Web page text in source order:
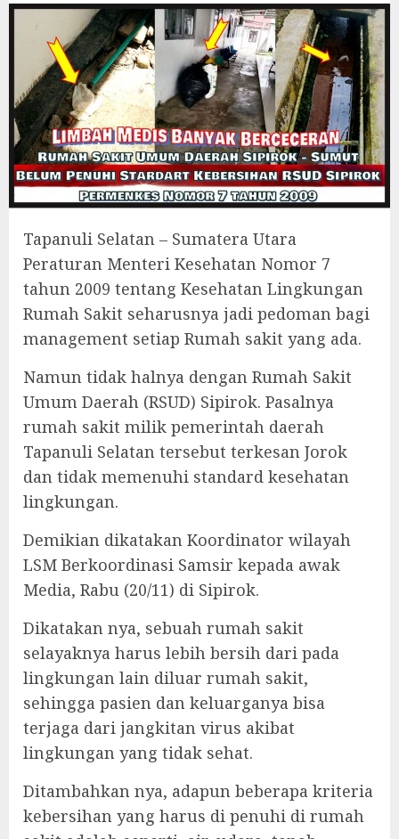
Tapanuli Selatan – Sumatera Utara
Peraturan Menteri Kesehatan Nomor 7
tahun 2009 tentang Kesehatan Lingkungan
Rumah Sakit seharusnya jadi pedoman bagi
management setiap Rumah sakit yang ada.
Namun tidak halnya dengan Rumah Sakit
Umum Daerah (RSUD) Sipirok. Pasalnya
rumah sakit milik pemerintah daerah
Tapanuli Selatan tersebut terkesan Jorok
dan tidak memenuhi standard kesehatan
lingkungan.
Demikian dikatakan Koordinator wilayah
LSM Berkoordinasi Samsir kepada awak
Media, Rabu (20/11) di Sipirok.
Dikatakan nya, sebuah rumah sakit
selayaknya harus lebih bersih dari pada
lingkungan lain diluar rumah sakit,
sehingga pasien dan keluarganya bisa
terjaga dari jangkitan virus akibat
lingkungan yang tidak sehat.
Ditambahkan nya, adapun beberapa kriteria
kebersihan yang harus di penuhi di rumah